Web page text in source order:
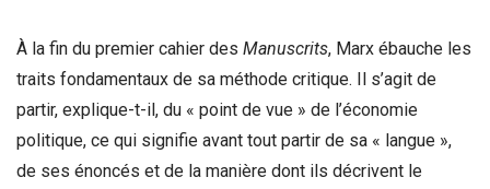
À la fin du premier cahier des Manuscrits, Marx ébauche les
traits fondamentaux de sa méthode critique. Il s’agit de
partir, explique-t-il, du « point de vue » de l’économie
politique, ce qui signifie avant tout partir de sa « langue »,
de ses énoncés et de la manière dont ils décrivent le